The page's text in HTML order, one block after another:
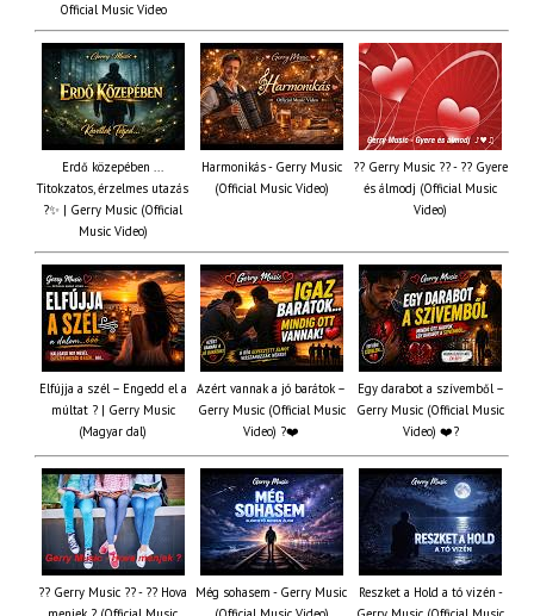
Official Music Video
Erdő közepében ...
Titokzatos, érzelmes utazás
?✨ | Gerry Music (Official
Music Video)
Harmonikás - Gerry Music
(Official Music Video)
?? Gerry Music ?? - ?? Gyere
és álmodj (Official Music
Video)
Elfújja a szél – Engedd el a
múltat ? | Gerry Music
(Magyar dal)
Azért vannak a jó barátok –
Gerry Music (Official Music
Video) ?❤️
Egy darabot a szívemből –
Gerry Music (Official Music
Video) ❤️?
?? Gerry Music ?? - ?? Hova
Még sohasem - Gerry Music
Reszket a Hold a tó vizén -